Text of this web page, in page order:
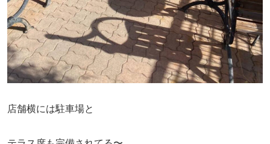
店舗横には駐車場と